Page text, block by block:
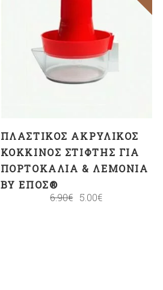
ΠΡΟΣΘΉΚΗ ΣΤΟ
ΠΛΑΣΤΙΚΌΣ ΑΚΡΥΛΙΚΌΣ
ΚΌΚΚΙΝΟΣ ΣΤΊΦΤΗΣ ΓΙΑ
ΠΟΡΤΟΚΆΛΙΑ & ΛΕΜΌΝΙΑ
BY ΕΠΟΣ®
6.90€ 5.00€